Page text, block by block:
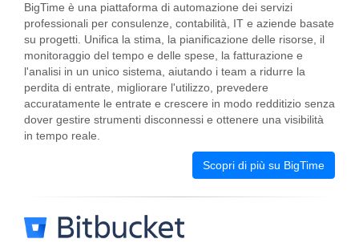
BigTime è una piattaforma di automazione dei servizi
professionali per consulenze, contabilità, IT e aziende basate
su progetti. Unifica la stima, la pianificazione delle risorse, il
monitoraggio del tempo e delle spese, la fatturazione e
l'analisi in un unico sistema, aiutando i team a ridurre la
perdita di entrate, migliorare l'utilizzo, prevedere
accuratamente le entrate e crescere in modo redditizio senza
dover gestire strumenti disconnessi e ottenere una visibilità
in tempo reale.
Scopri di più su BigTime